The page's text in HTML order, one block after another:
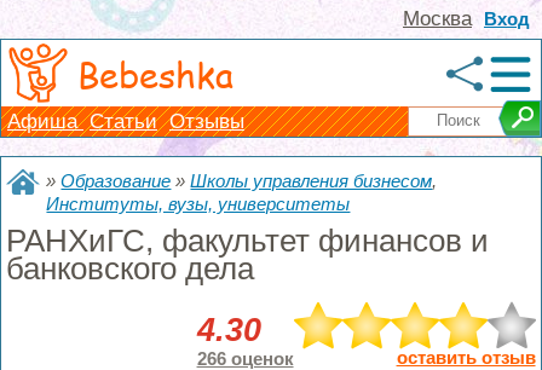
Вход
Москва
Bebeshka
Афиша Статьи Отзывы
»Образование »Школы управления бизнесом,
Институты, вузы, университеты
РАНХиГС, факультет финансов и
банковского дела
4.30
266 оценок оставить отзыв